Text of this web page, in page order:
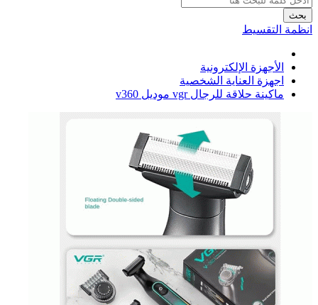
بحث
انظمة التقسيط
الأجهزة الإلكترونية
اجهزة العناية الشخصية
ماكينة حلاقة للرجال vgr موديل v360